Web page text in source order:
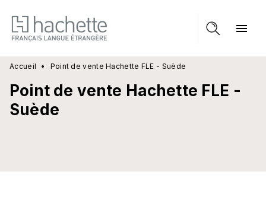
MENU RECHERCHE
CONTENU
PIED DE PAGE
menu
Accueil • Point de vente Hachette FLE - Suède
Point de vente Hachette FLE -
Suède